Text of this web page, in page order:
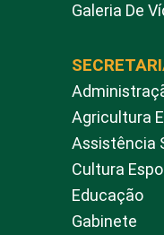
Galeria De
Agricultura
Assistência
Cultura
Educação
Gabinete